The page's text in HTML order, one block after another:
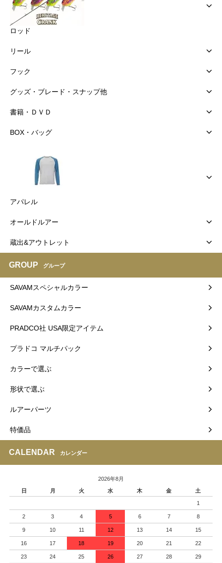
ロッド
リール
フック
グッズ・ブレード・スナップ他
書籍・ＤＶＤ
BOX・バッグ
アパレル
オールドルアー
蔵出&アウトレット
GROUP グループ
SAVAMスペシャルカラー
SAVAMカスタムカラー
PRADCO社 USA限定アイテム
プラドコ マルチパック
カラーで選ぶ
形状で選ぶ
ルアーパーツ
特価品
CALENDAR カレンダー
2026年8月
日
月 火 水 木 金 土
1
2 3 4 5 6 7 8
9 10 11 12 13 14 15
16 17 18 19 20 21 22
23 24 25 26 27 28 29